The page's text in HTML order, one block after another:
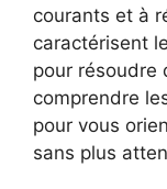
courants et à
caractérisent
pour résoudre
comprendre
pour vous
sans plus